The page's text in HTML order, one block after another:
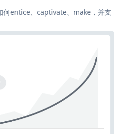
entice、captivate、make，并支